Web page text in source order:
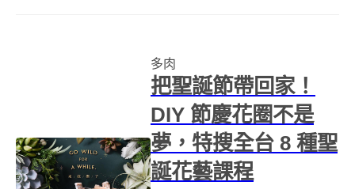
植物品牌有肉則推出...
多肉
把聖誕節帶回家！
DIY 節慶花圈不是
夢，特搜全台 8 種聖
誕花藝課程